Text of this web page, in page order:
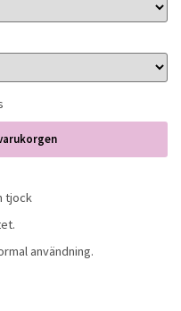
tjock
användning.